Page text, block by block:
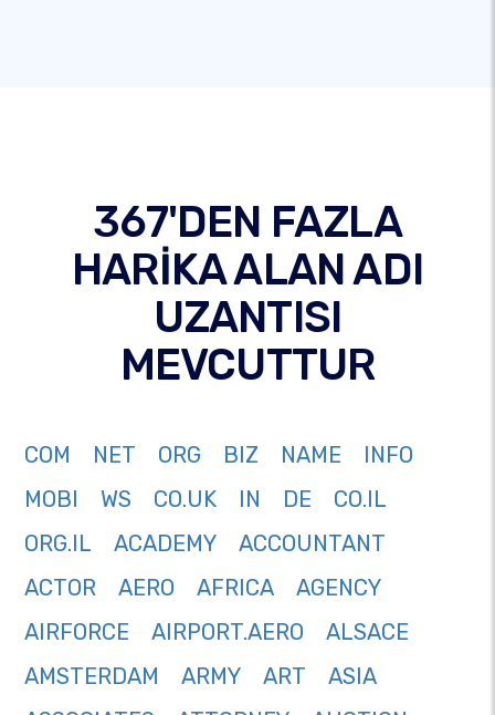
367'DEN FAZLA
HARİKA ALAN ADI
UZANTISI
MEVCUTTUR
COM NET ORG BIZ NAME
INFO
MOBI
WS CO.UK IN DE
CO.IL
ORG.IL
ACADEMY
ACCOUNTANT
ACTOR
AERO AFRICA
AGENCY
AIRFORCE
AIRPORT.AERO
ALSACE
AMSTERDAM
ARMY ART
ASIA